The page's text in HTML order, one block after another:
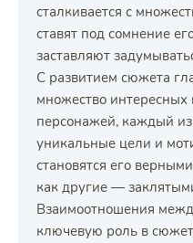
сталкивается с
ставят под сомнение
заставляют
С развитием сюжета
множество
персонажей, каждый
уникальные цели и
становятся его
как другие —
Взаимоотношения
ключевую роль в